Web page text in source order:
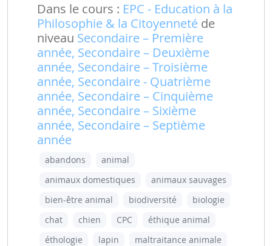
Dans le cours : EPC - Education à la
Philosophie & la Citoyenneté de
niveau Secondaire – Première
année, Secondaire – Deuxième
année, Secondaire – Troisième
année, Secondaire - Quatrième
année, Secondaire – Cinquième
année, Secondaire – Sixième
année, Secondaire – Septième
année
abandons
animal
animaux domestiques
animaux sauvages
bien-être animal
biodiversité
biologie
chat
chien CPC
éthique animal
éthologie
lapin
maltraitance animale